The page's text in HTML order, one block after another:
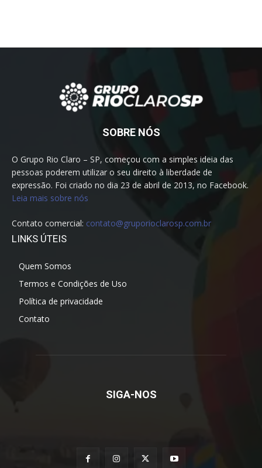
SOBRE NÓS
O Grupo Rio Claro – SP, começou com a simples ideia das
pessoas poderem utilizar o seu direito à liberdade de
expressão. Foi criado no dia 23 de abril de 2013, no Facebook.
Leia mais sobre nós
Contato comercial: contato@gruporioclarosp.com.br
LINKS ÚTEIS
Quem Somos
Termos e Condições de Uso
Política de privacidade
Contato
SIGA-NOS